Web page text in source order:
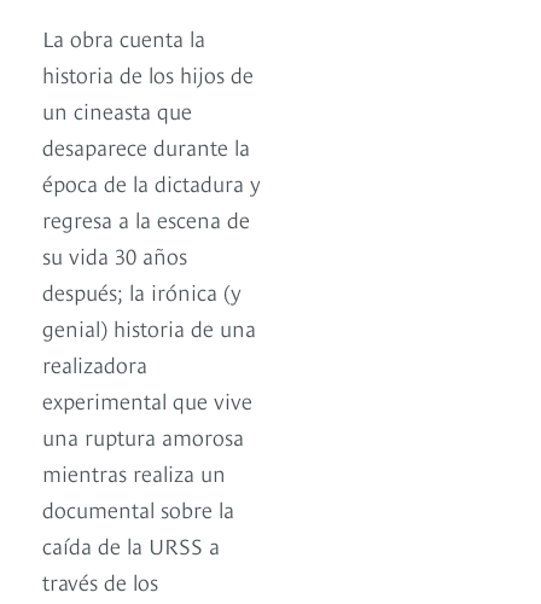
La obra cuenta la
historia de los hijos de
un cineasta que
desaparece durante la
época de la dictadura y
regresa a la escena de
su vida 30 años
después; la irónica (y
genial) historia de una
realizadora
experimental que vive
una ruptura amorosa
mientras realiza un
documental sobre la
caída de la URSS a
través de los